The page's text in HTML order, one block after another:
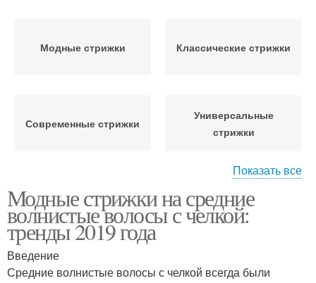
Модные стрижки Классические стрижки
Современные стрижки
Универсальные
стрижки
волосы
Стрижка до плеч
Стрижка для кудрявых
Короткие стрижки
Показать все
Модные стрижки на средние
волнистые волосы с челкой:
тренды 2019 года
Введение
Средние волнистые волосы с челкой всегда были